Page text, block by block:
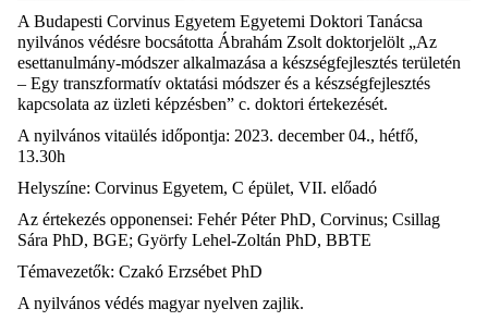
A Budapesti Corvinus Egyetem Egyetemi Doktori Tanácsa
nyilvános védésre bocsátotta Ábrahám Zsolt doktorjelölt „Az
esettanulmány-módszer alkalmazása a készségfejlesztés területén
– Egy transzformatív oktatási módszer és a készségfejlesztés
kapcsolata az üzleti képzésben” c. doktori értekezését.
A nyilvános vitaülés időpontja: 2023. december 04., hétfő,
13.30h
Helyszíne: Corvinus Egyetem, C épület, VII. előadó
Az értekezés opponensei: Fehér Péter PhD, Corvinus; Csillag
Sára PhD, BGE; Györfy Lehel-Zoltán PhD, BBTE
Témavezetők: Czakó Erzsébet PhD
A nyilvános védés magyar nyelven zajlik.